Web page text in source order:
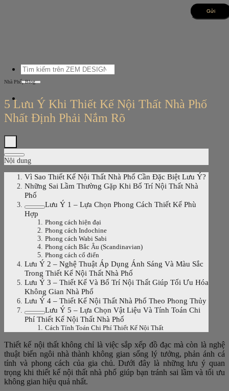
Tìm
kiếm:
Nhà Phố,Blog
5 Lưu Ý Khi Thiết Kế Nội Thất Nhà Phố
Nhất Định Phải Nắm Rõ
Nội dung
Vì Sao Thiết Kế Nội Thất Nhà Phố Cần Đặc Biệt Lưu Ý?
Những Sai Lầm Thường Gặp Khi Bố Trí Nội Thất Nhà
Phố
Lưu Ý 1 – Lựa Chọn Phong Cách Thiết Kế Phù
Hợp
Phong cách hiện đại
Phong cách Indochine
Phong cách Wabi Sabi
Phong cách Bắc Âu (Scandinavian)
Phong cách cổ điển
Lưu Ý 2 – Nghệ Thuật Áp Dụng Ánh Sáng Và Màu Sắc
Trong Thiết Kế Nội Thất Nhà Phố
Lưu Ý 3 – Thiết Kế Và Bố Trí Nội Thất Giúp Tối Ưu Hóa
Không Gian Nhà Phố
Lưu Ý 4 – Thiết Kế Nội Thất Nhà Phố Theo Phong Thủy
Lưu Ý 5 – Lựa Chọn Vật Liệu Và Tính Toán Chi
Phí Thiết Kế Nội Thất Nhà Phố
Cách Tính Toán Chi Phí Thiết Kế Nội Thất
Thiết kế nội thất không chỉ là việc sắp xếp đồ đạc mà còn là nghệ
thuật biến ngôi nhà thành không gian sống lý tưởng, phản ánh cá
tính và phong cách của gia chủ. Dưới đây là những lưu ý quan
trọng khi thiết kế nội thất nhà phố giúp bạn tránh sai lầm và tối ưu
không gian hiệu quả nhất.